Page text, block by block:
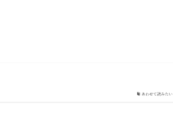
あわせて読みたい